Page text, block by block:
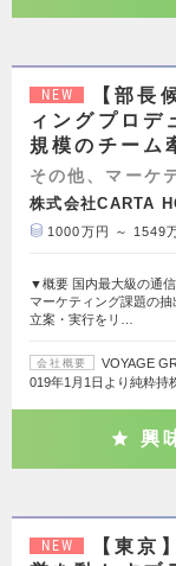
NEW
【部長
ィングプロデ
規模のチーム
その他、マーケ
株式会社CARTA
1000万円 ～ 1549
▼概要 国内最大級の通
マーケティング課題の
立案・実行をリ…
会社概要
VOYAGE
019年1月1日より純粋持
興
NEW
【東京